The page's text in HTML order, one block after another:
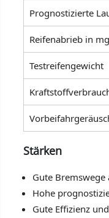
Prognostizierte
Reifenabrieb in
Testreifengewicht
Stärken
Gute
Hohe
Gute Effizienz